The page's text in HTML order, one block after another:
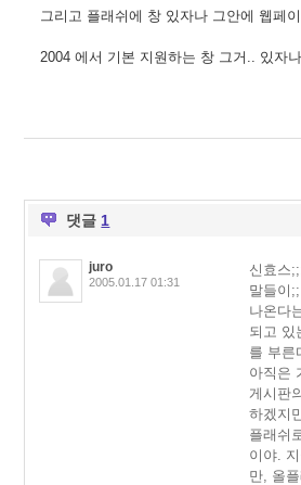
그리고 플래쉬에 창 있자나 그안에 웹페
2004 에서 기본 지원하는 창 그거.. 있자
댓글 1
juro
2005.01.17 01:31
신효스
말들이
나온다
되고 있
를 부른
아직은
게시판
하겠지
플래쉬
이야.
만, 올